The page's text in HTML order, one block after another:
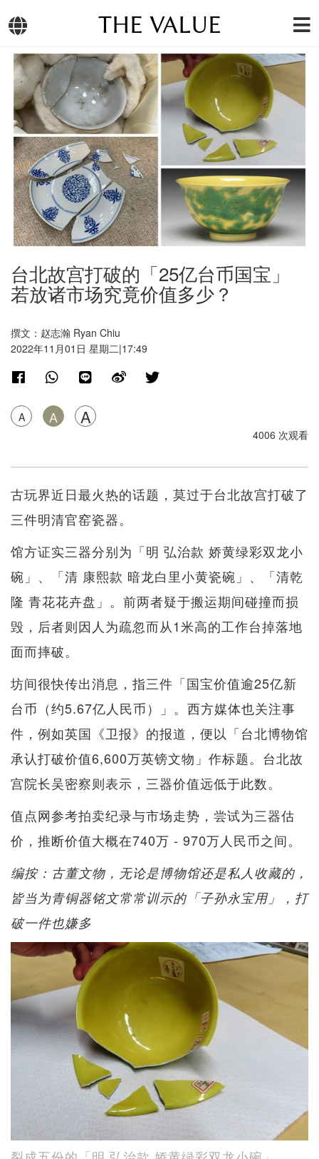
THE VALUE
台北故宫打破的「25亿台币国宝」
若放诸市场究竟价值多少？
撰文：赵志瀚 Ryan Chiu
2022年11月01日 星期二|17:49
A A A
4006 次观看
古玩界近日最火热的话题，莫过于台北故宫打破了
三件明清官窑瓷器。
馆方证实三器分别为「明 弘治款 娇黄绿彩双龙小
碗」、「清 康熙款 暗龙白里小黄瓷碗」、「清乾
隆 青花花卉盘」。前两者疑于搬运期间碰撞而损
毁，后者则因人为疏忽而从1米高的工作台掉落地
面而摔破。
坊间很快传出消息，指三件「国宝价值逾25亿新
台币（约5.67亿人民币）」。西方媒体也关注事
件，例如英国《卫报》的报道，便以「台北博物馆
承认打破价值6,600万英镑文物」作标题。台北故
宫院长吴密察则表示，三器价值远低于此数。
值点网参考拍卖纪录与市场走势，尝试为三器估
价，推断价值大概在740万 - 970万人民币之间。
编按：古董文物，无论是博物馆还是私人收藏的，
皆当为青铜器铭文常常训示的「子孙永宝用」，打
破一件也嫌多